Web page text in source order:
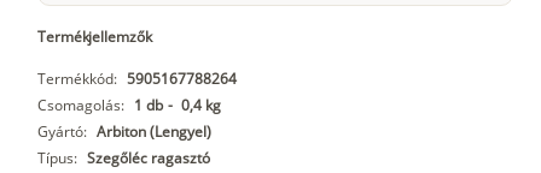
Termékjellemzők
Termékkód: 5905167788264
Csomagolás: 1 db - 0,4 kg
Gyártó: Arbiton (Lengyel)
Típus: Szegőléc ragasztó